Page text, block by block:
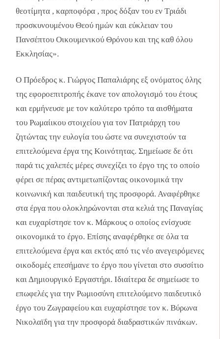
θεοτίμητα , καρποφόρα , προς δόξαν του εν Τριάδι
προσκυνουμένου Θεού ημών και εύκλειαν του
Πανσέπτου Οικουμενικού Θρόνου και της καθ όλου
Εκκλησίας».
Ο Πρόεδρος κ. Γιώργος Παπαλιάρης εξ ονόματος όλης
της εφοροεπιτροπής έκανε τον απολογισμό του έτους
και ερμήνευσε με τον καλύτερο τρόπο τα αισθήματα
του Ρωμαίικου στοιχείου για τον Πατριάρχη του
ζητώντας την ευλογία του ώστε να συνεχιστούν τα
επιτελούμενα έργα της Κοινότητας. Σημείωσε δε ότι
παρά τις χαλεπές μέρες συνεχίζει το έργο της το οποίο
φέρει σε πέρας αντιμετωπίζοντας οικονομικά την
κοινωνική και παιδευτική της προσφορά. Αναφέρθηκε
στα έργα που ολοκληρώνονται στα κελιά της Παναγίας
και ευχαρίστησε τον κ. Μάρκους ο οποίος ενίσχυσε
οικονομικά το έργο. Επίσης αναφέρθηκε σε όλα τα
επιτελούμενα έργα και εκτός από τις νέο ανεγειρόμενες
οικοδομές επεσήμανε το έργο που γίνεται στο συσσίτιο
και Δημιουργικό Εργαστήρι. Ιδιαίτερα δε σημείωσε το
επωφελές για την Ρωμιοσύνη επιτελούμενο παιδευτικό
έργο του Ζωγραφείου και ευχαρίστησε τον κ. Βύρωνα
Νικολαϊδη για την προσφορά διαδραστικών πινάκων.